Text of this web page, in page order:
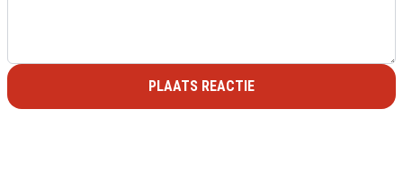
PLAATS REACTIE